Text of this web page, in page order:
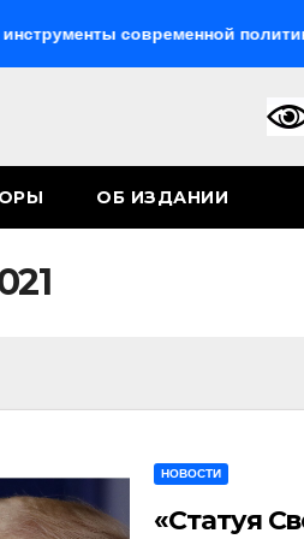
современной политики России
ОБ ИЗДАНИИ
НОВОСТИ
«Статуя